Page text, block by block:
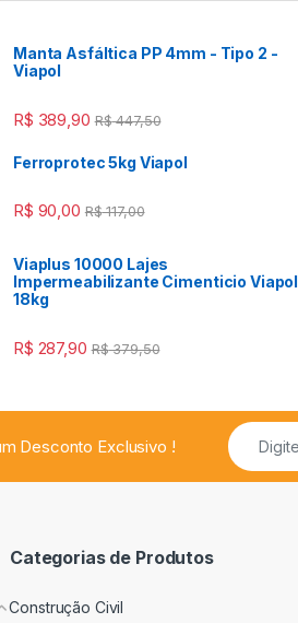
Manta Asfáltica PP 4mm - Tipo 2 -
Viapol
R$ 389,90 R$447,50
Ferroprotec 5kg Viapol
R$ 90,00 R$117,00
Viaplus 10000 Lajes
Impermeabilizante Cimenticio Viapol
18kg
R$ 287,90 R$379,50
Desconto Exclusivo !
Categorias de Produtos
Construção Civil